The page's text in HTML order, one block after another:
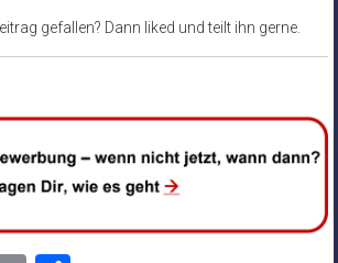
gefallen? Dann liked und teilt ihn gerne.